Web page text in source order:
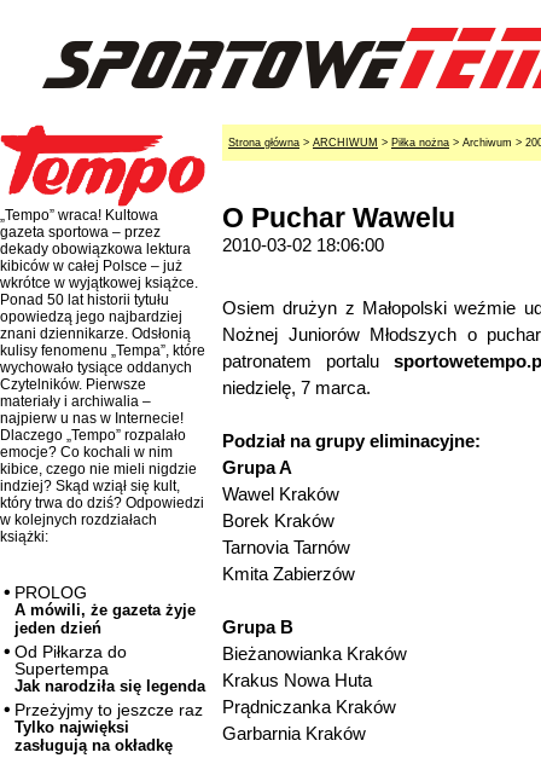
„Tempo” wraca! Kultowa
gazeta sportowa – przez
dekady obowiązkowa lektura
kibiców w całej Polsce – już
wkrótce w wyjątkowej książce.
Ponad 50 lat historii tytułu
opowiedzą jego najbardziej
znani dziennikarze. Odsłonią
kulisy fenomenu „Tempa”, które
wychowało tysiące oddanych
Czytelników. Pierwsze
materiały i archiwalia –
najpierw u nas w Internecie!
Dlaczego „Tempo” rozpalało
emocje? Co kochali w nim
kibice, czego nie mieli nigdzie
indziej? Skąd wziął się kult,
który trwa do dziś? Odpowiedzi
w kolejnych rozdziałach
książki:
PROLOG
A mówili, że gazeta żyje
jeden dzień
Od Piłkarza do
Supertempa
Jak narodziła się legenda
Przeżyjmy to jeszcze raz
Tylko najwięksi
zasługują na okładkę
Strona główna > ARCHIWUM > Piłka nożna > Archiwum >
O Puchar Wawelu
2010-03-02 18:06:00
Osiem drużyn z Małopolski weźmie
Nożnej Juniorów Młodszych o
patronatem portalu
niedzielę, 7 marca.
Podział na grupy eliminacyjne:
Grupa A
Wawel Kraków
Borek Kraków
Tarnovia Tarnów
Kmita Zabierzów
Grupa B
Bieżanowianka Kraków
Krakus Nowa Huta
Prądniczanka Kraków
Garbarnia Kraków